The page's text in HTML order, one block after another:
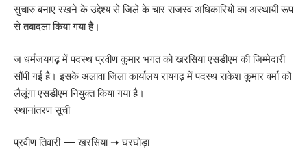
सुचारु बनाए रखने के उद्देश्य से जिले के चार राजस्व अधिकारियों का अस्थायी रूप
से तबादला किया गया है।
ज धर्मजयगढ़ में पदस्थ प्रवीण कुमार भगत को खरसिया एसडीएम की जिम्मेदारी
सौंपी गई है। इसके अलावा जिला कार्यालय रायगढ़ में पदस्थ राकेश कुमार वर्मा को
लैलूंगा एसडीएम नियुक्त किया गया है।
स्थानांतरण सूची
प्रवीण तिवारी — खरसिया ➝ घरघोड़ा